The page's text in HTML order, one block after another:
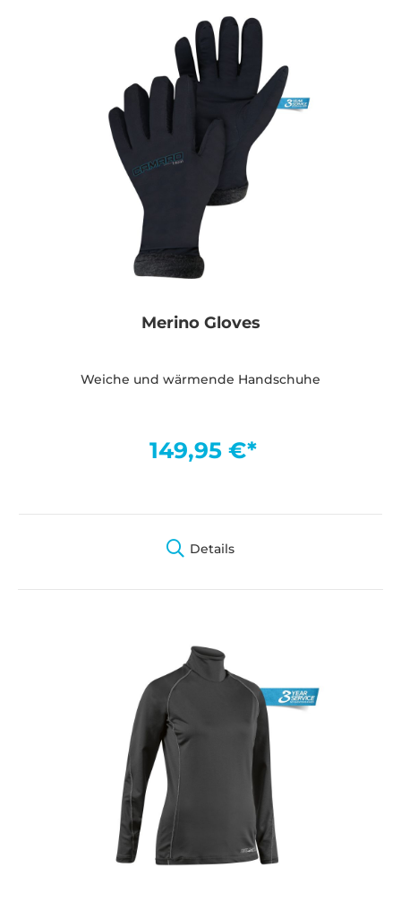
Merino Gloves
Weiche und wärmende Handschuhe
149,95 €*
Details